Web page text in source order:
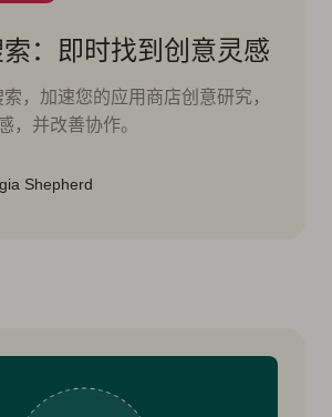
：即时找到创意灵感
，加速您的应用商店创意研究，
，并改善协作。
Shepherd